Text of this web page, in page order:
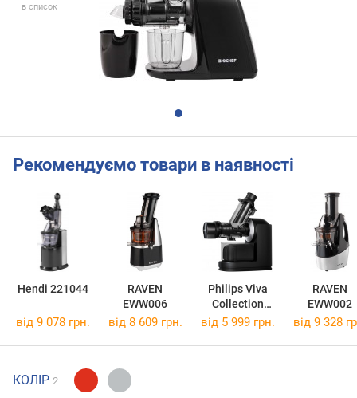
в список
Рекомендуємо товари в наявності
Hendi 221044
RAVEN
EWW006
Philips Viva
Collection
HR1889/70
RAVEN
EWW002
від 9 078 грн. від 8 609 грн. від 5 999 грн. від 9 328
КОЛІР 2